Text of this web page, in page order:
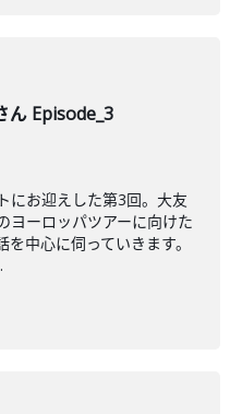
ん Episode_3
にお迎えした第3回。大友
ヨーロッパツアーに向けた
中心に伺っていきます。